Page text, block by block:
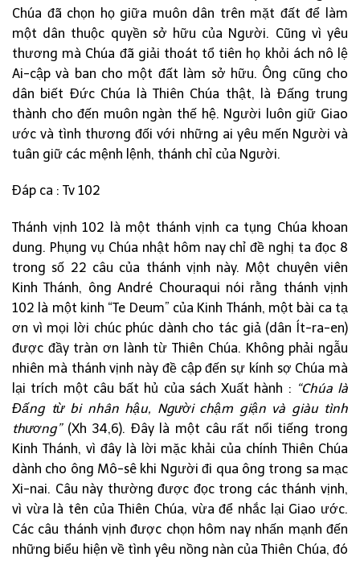
Chúa đã chọn họ giữa muôn dân trên mặt đất để làm
một dân thuộc quyền sở hữu của Người. Cũng vì yêu
thương mà Chúa đã giải thoát tổ tiên họ khỏi ách nô lệ
Ai-cập và ban cho một đất làm sở hữu. Ông cũng cho
dân biết Đức Chúa là Thiên Chúa thật, là Đấng trung
thành cho đến muôn ngàn thế hệ. Người luôn giữ Giao
ước và tình thương đối với những ai yêu mến Người và
tuân giữ các mệnh lệnh, thánh chỉ của Người.
Đáp ca : Tv 102
Thánh vịnh 102 là một thánh vịnh ca tụng Chúa khoan
dung. Phụng vụ Chúa nhật hôm nay chỉ đề nghị ta đọc 8
trong số 22 câu của thánh vịnh này. Một chuyên viên
Kinh Thánh, ông André Chouraqui nói rằng thánh vịnh
102 là một kinh “Te Deum” của Kinh Thánh, một bài ca tạ
ơn vì mọi lời chúc phúc dành cho tác giả (dân Ít-ra-en)
được đầy tràn ơn lành từ Thiên Chúa. Không phải ngẫu
nhiên mà thánh vịnh này đề cập đến sự kính sợ Chúa mà
lại trích một câu bất hủ của sách Xuất hành : “Chúa là
Đấng từ bi nhân hậu, Người chậm giận và giàu tình
thương”(Xh 34,6). Đây là một câu rất nổi tiếng trong
Kinh Thánh, vì đây là lời mặc khải của chính Thiên Chúa
dành cho ông Mô-sê khi Người đi qua ông trong sa mạc
Xi-nai. Câu này thường được đọc trong các thánh vịnh,
vì vừa là tên của Thiên Chúa, vừa để nhắc lại Giao ước.
Các câu thánh vịnh được chọn hôm nay nhấn mạnh đến
những biểu hiện về tình yêu nồng nàn của Thiên Chúa, đó